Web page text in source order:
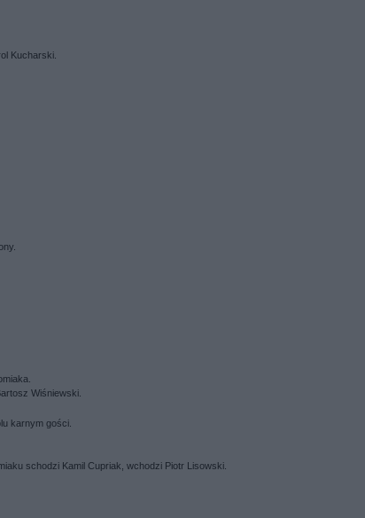
Kucharski.
Wiśniewski.
karnym gości.
schodzi Kamil Cupriak, wchodzi Piotr Lisowski.